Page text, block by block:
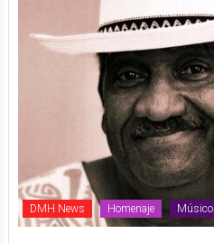
DMH News Homenaje